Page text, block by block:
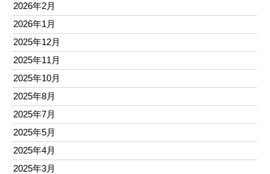
2026年2月
2026年1月
2025年12月
2025年11月
2025年10月
2025年8月
2025年7月
2025年5月
2025年4月
2025年3月